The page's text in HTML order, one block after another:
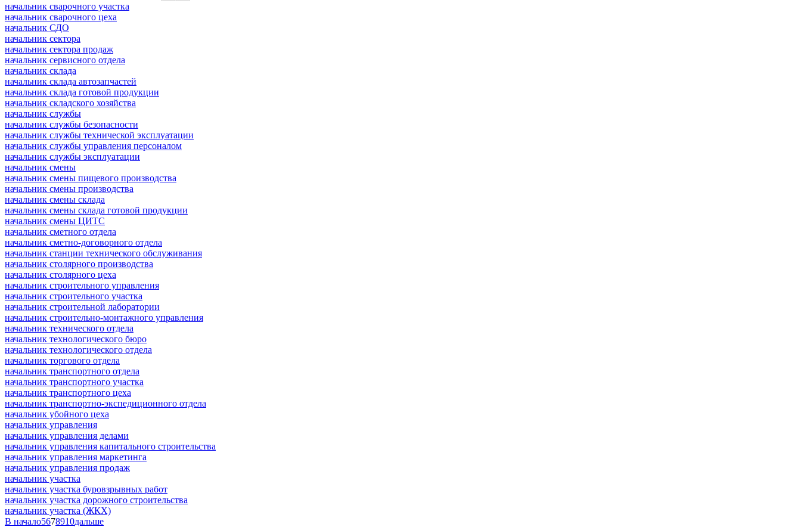
начальник сварочного участка
начальник сварочного цеха
начальник СДО
начальник сектора
начальник сектора продаж
начальник сервисного отдела
начальник склада
начальник склада автозапчастей
начальник склада готовой продукции
начальник складского хозяйства
начальник службы
начальник службы безопасности
начальник службы технической эксплуатации
начальник службы управления персоналом
начальник службы эксплуатации
начальник смены
начальник смены пищевого производства
начальник смены производства
начальник смены склада
начальник смены склада готовой продукции
начальник смены ЦИТС
начальник сметного отдела
начальник сметно-договорного отдела
начальник станции технического обслуживания
начальник столярного производства
начальник столярного цеха
начальник строительного управления
начальник строительного участка
начальник строительной лаборатории
начальник строительно-монтажного управления
начальник технического отдела
начальник технологического бюро
начальник технологического отдела
начальник торгового отдела
начальник транспортного отдела
начальник транспортного участка
начальник транспортного цеха
начальник транспортно-экспедиционного отдела
начальник убойного цеха
начальник управления
начальник управления делами
начальник управления капитального строительства
начальник управления маркетинга
начальник управления продаж
начальник участка
начальник участка буровзрывных работ
начальник участка дорожного строительства
начальник участка (ЖКХ)
В начало5678910дальше